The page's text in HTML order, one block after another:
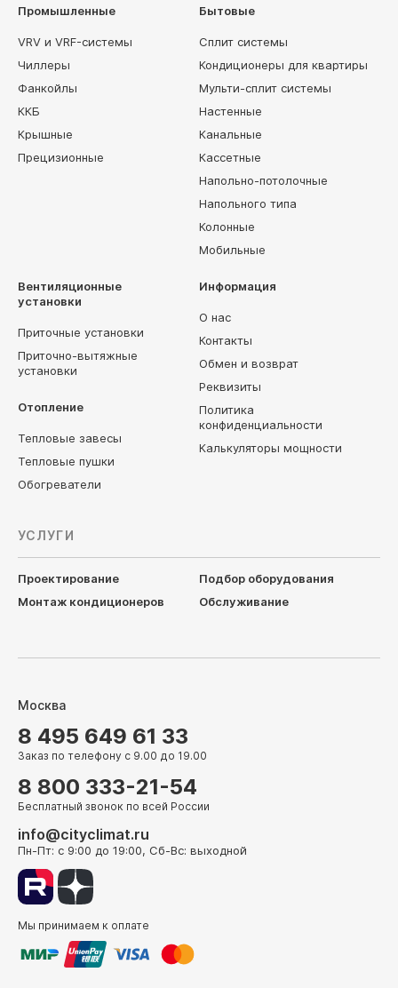
Промышленные
VRV и VRF-системы
Чиллеры
Фанкойлы
ККБ
Крышные
Прецизионные
Бытовые
Сплит системы
Кондиционеры для квартиры
Мульти-сплит системы
Настенные
Канальные
Кассетные
Напольно-потолочные
Напольного типа
Колонные
Мобильные
Вентиляционные
установки
Приточные установки
Приточно-вытяжные
установки
Отопление
Тепловые завесы
Тепловые пушки
Обогреватели
Информация
О нас
Контакты
Обмен и возврат
Реквизиты
Политика
конфиденциальности
Калькуляторы мощности
УСЛУГИ
Проектирование
Подбор оборудования
Монтаж кондиционеров
Обслуживание
Москва
8 495 649 61 33
Заказ по телефону с 9.00 до 19.00
8 800 333-21-54
Бесплатный звонок по всей России
info@cityclimat.ru
Пн-Пт: с 9:00 до 19:00, Сб-Вс: выходной
Мы принимаем к оплате